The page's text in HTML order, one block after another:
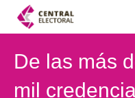
De las más
mil